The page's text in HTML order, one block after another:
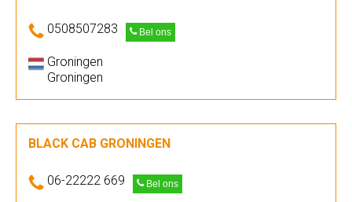
0508507283 Bel ons
Groningen
Groningen
BLACK CAB GRONINGEN
06-22222 669 Bel ons